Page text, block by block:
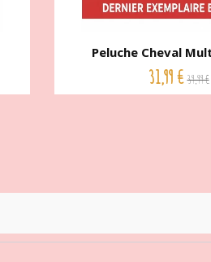
Peluche Cheval
31,99 € 39,99 €